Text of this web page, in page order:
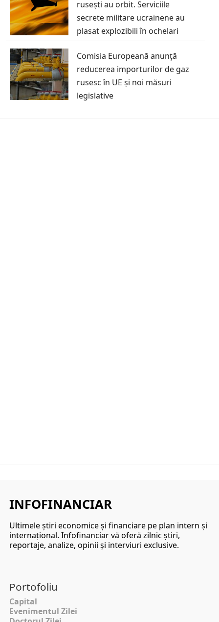
rusești au orbit. Serviciile
secrete militare ucrainene au
plasat explozibili în ochelari
Comisia Europeană anunță
reducerea importurilor de gaz
rusesc în UE și noi măsuri
legislative
INFOFINANCIAR
Ultimele ştiri economice şi financiare pe plan intern şi
internaţional. Infofinanciar vă oferă zilnic ştiri,
reportaje, analize, opinii şi interviuri exclusive.
Portofoliu
Capital
Evenimentul Zilei